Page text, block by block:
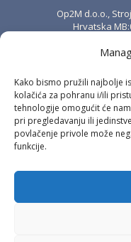
Kako bismo pružili najbolje
kolačića za pohranu i/ili
tehnologije omogućit će
pri pregledavanju ili
povlačenje privole može
funkcije.
Op2M d.o.o.,
Hrvatska
Zagrebu
u cijelosti.
IBAN:
Copyright ©